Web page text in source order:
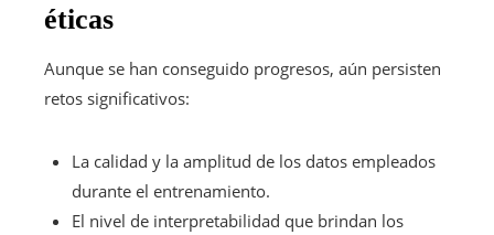
éticas
Aunque se han conseguido progresos, aún persisten
retos significativos:
La calidad y la amplitud de los datos empleados
durante el entrenamiento.
El nivel de interpretabilidad que brindan los